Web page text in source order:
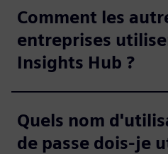
Comment les
entreprises
Insights Hub ?
Quels nom
de passe dois-je